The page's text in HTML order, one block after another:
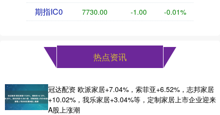
期指IC0 7730.00 -1.00 -0.01%
热点资讯
冠达配资 欧派家居+7.04%，索菲亚+6.52%，志邦家居
+10.02%，我乐家居+3.04%等，定制家居上市企业迎来
A股上涨潮